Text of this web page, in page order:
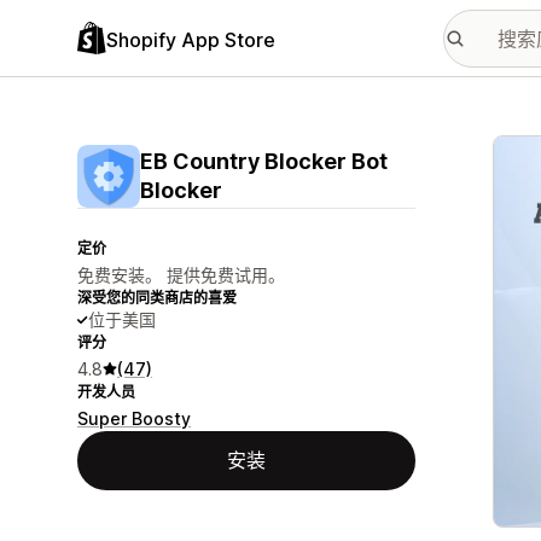
Shopify App Store
EB Country Blocker Bot
Blocker
定价
免费安装。 提供免费试用。
深受您的同类商店的喜爱
位于美国
评分
4.8 (47)
开发人员
Super Boosty
安装
配图